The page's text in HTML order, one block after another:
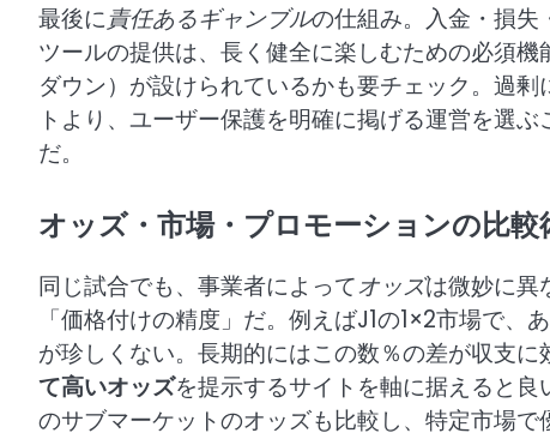
最後に責任あるギャンブルの仕組み。入金・損
ツールの提供は、長く健全に楽しむための必須
ダウン）が設けられているかも要チェック。過
トより、ユーザー保護を明確に掲げる運営を選ぶ
だ。
オッズ・市場・プロモーションの比
同じ試合でも、事業者によってオッズは微妙に異
「価格付けの精度」だ。例えばJ1の1×2市場で
が珍しくない。長期的にはこの数％の差が収支
て高いオッズを提示するサイトを軸に据えると
のサブマーケットのオッズも比較し、特定市場で